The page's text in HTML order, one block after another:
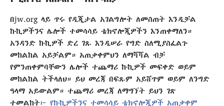
በjw.org ላይ ጥሩ የዲጂታል አገልግሎት ለመስጠት እንዲቻል
ኩኪዎችንና ሌሎች ተመሳሳይ ቴክኖሎጂዎችን እንጠቀማለን።
አንዳንድ ኩኪዎች ድረ ገጹ እንዲሠራ የግድ ስለሚያስፈልጉ
መከልከል አይቻልም። አጠቃቀምህን ለማሻሻል ብቻ
የምንጠቀምባቸውን ሌሎች ተጨማሪ ኩኪዎች መፍቀድ ወይም
መከልከል ትችላለህ። ይህ መረጃ በፍጹም አይሸጥም ወይም ለንግድ
ዓላማ አይውልም። ተጨማሪ መረጃ ለማግኘት ይህን ገጽ
ተመልከት፦ የኩኪዎችንና ተመሳሳይ ቴክኖሎጂዎች አጠቃቀም
(አዲስ
ክፈት)
የመጠበቂያ ግንብ የኢንተርኔት ቤተ መጻሕፍት
(አዲስ
ዊንዶው
®
(አዲስ
ዊንዶው
®